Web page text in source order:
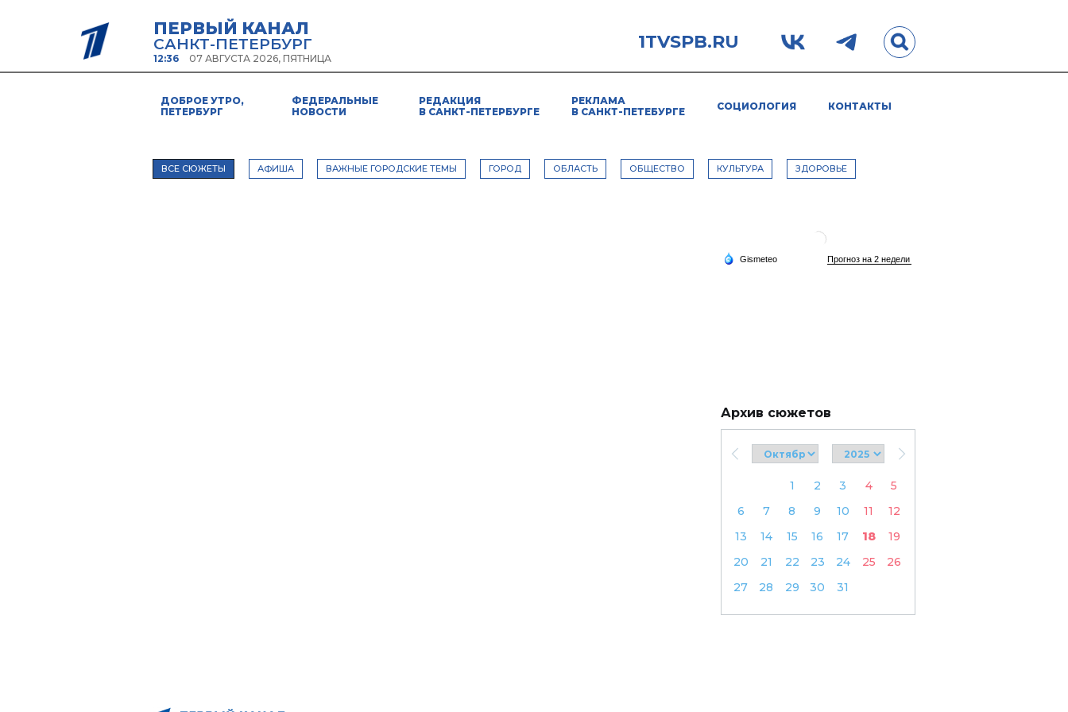
ПЕРВЫЙ КАНАЛ
САНКТ-ПЕТЕРБУРГ
12:36 07 АВГУСТА 2026, ПЯТНИЦА
1TVSPB.RU
ДОБРОЕ УТРО,
ПЕТЕРБУРГ
ФЕДЕРАЛЬНЫЕ
НОВОСТИ
РЕДАКЦИЯ
В САНКТ-ПЕТЕРБУРГЕ
РЕКЛАМА
В САНКТ-ПЕТЕБУРГЕ
СОЦИОЛОГИЯ КОНТАКТЫ
ВСЕ СЮЖЕТЫ АФИША ВАЖНЫЕ ГОРОДСКИЕ ТЕМЫ ГОРОД ОБЛАСТЬ ОБЩЕСТВО КУЛЬТУРА ЗДОРОВЬЕ
Архив сюжетов
1 2 3 4
5
6
7 8 9 10 11
12
13
14 15 16 17 18
19
20
21 22 23 24 25
26
27
28 29 30 31